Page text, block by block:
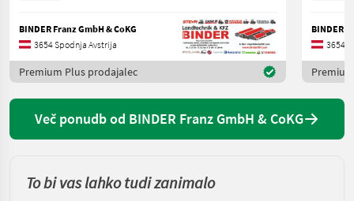
BINDER Franz GmbH & CoKG
3654 Spodnja Avstrija
Premium Plus prodajalec
BINDER
3654
Več ponudb od BINDER Franz GmbH & CoKG
To bi vas lahko tudi zanimalo